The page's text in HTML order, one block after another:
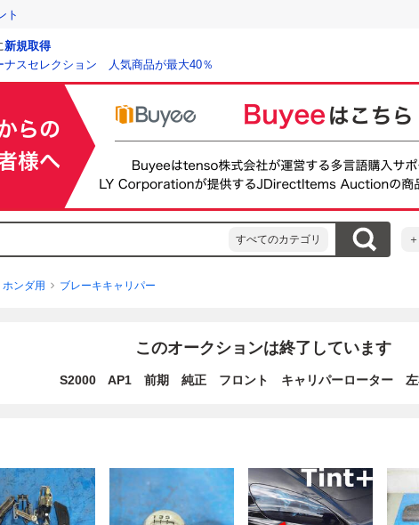
ト
新規取得
ナスセレクション 人気商品が最大40％
すべてのカテゴリ
ホンダ用 ブレーキキャリパー
このオークションは終了しています
S2000 AP1 前期 純正 フロント キャリパーローター